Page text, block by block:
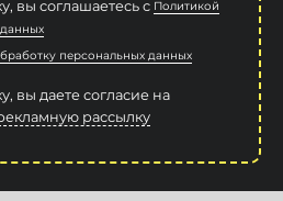
вы соглашаетесь с Политикой
персональных данных
вы даете согласие на
рассылку